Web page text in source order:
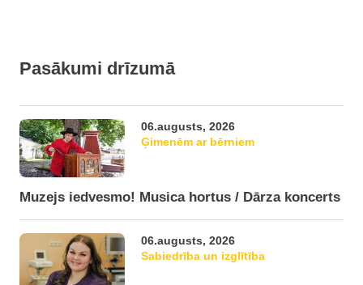
Pasākumi drīzumā
06.augusts, 2026
Ģimenēm ar bērniem
Muzejs iedvesmo! Musica hortus / Dārza koncerts
06.augusts, 2026
Sabiedrība un izglītība